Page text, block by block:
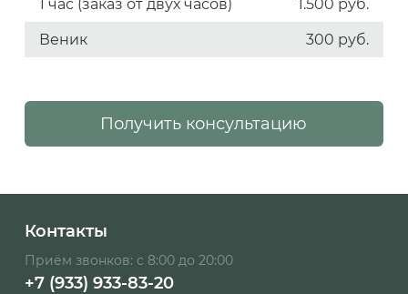
1 час (заказ от двух часов) 1.500 руб.
Веник 300 руб.
Получить консультацию
Контакты
Приём звонков: с 8:00 до 20:00
+7 (933) 933-83-20